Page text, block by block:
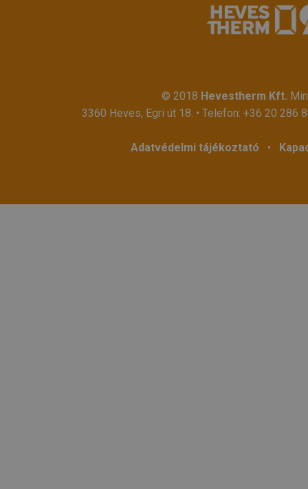
© 2018 Hevestherm Kft.
3360 Heves, Egri út 18. • Telefon: +36 20 286
Adatvédelmi tájékoztató •